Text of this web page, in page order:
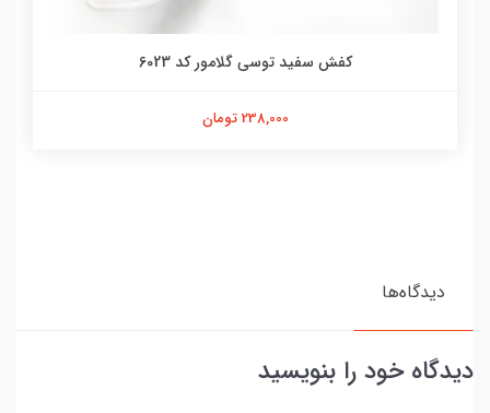
کفش سفید توسی گلامور کد 6023
238,000 تومان
دیدگاه‌ها
دیدگاه خود را بنویسید